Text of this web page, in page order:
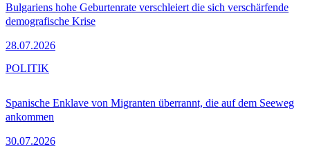
Bulgariens hohe Geburtenrate verschleiert die sich verschärfende
demografische Krise
28.07.2026
Spanische Enklave von Migranten überrannt, die auf dem Seeweg
ankommen
30.07.2026
POLITIK